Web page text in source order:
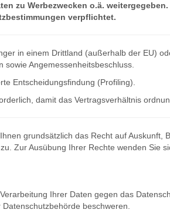
zu Werbezwecken o.ä.
verpflichtet.
in einem Drittland (außerhalb der EU)
sowie Angemessenheitsbeschluss.
Entscheidungsfindung (Profiling).
damit das Vertragsverhältnis
grundsätzlich das Recht auf
Zur Ausübung Ihrer Rechte wenden Sie
Ihrer Daten gegen das
beschweren.